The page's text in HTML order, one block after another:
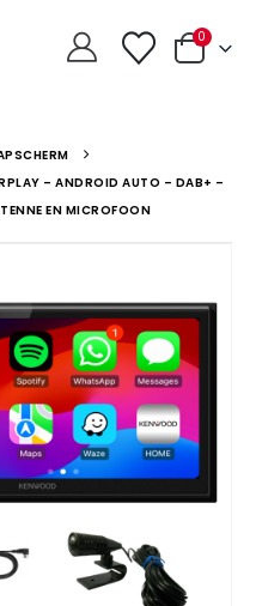
0
– ANDROID AUTO – DAB+ –
EN MICROFOON